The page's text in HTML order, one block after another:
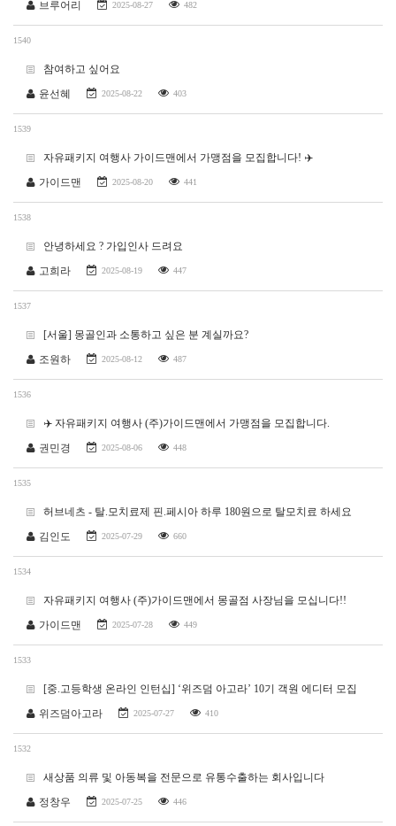
브루어리
2025-08-27 482
1540
참여하고 싶어요
윤선혜
2025-08-22 403
1539
자유패키지 여행사 가이드맨에서 가맹점을 모집합니다! ✈️
가이드맨
2025-08-20 441
1538
안녕하세요 ? 가입인사 드려요
고희라
2025-08-19 447
1537
[서울] 몽골인과 소통하고 싶은 분 계실까요?
조원하
2025-08-12 487
1536
✈️ 자유패키지 여행사 (주)가이드맨에서 가맹점을 모집합니다.
권민경
2025-08-06 448
1535
허브네츠 - 탈.모치료제 핀.페시아 하루 180원으로 탈모치료 하세요
김인도
2025-07-29 660
1534
자유패키지 여행사 (주)가이드맨에서 몽골점 사장님을 모십니다!!
가이드맨
2025-07-28 449
1533
[중.고등학생 온라인 인턴십] ‘위즈덤 아고라’ 10기 객원 에디터 모집
위즈덤아고라
2025-07-27 410
1532
새상품 의류 및 아동복을 전문으로 유통수출하는 회사입니다
정창우
2025-07-25 446